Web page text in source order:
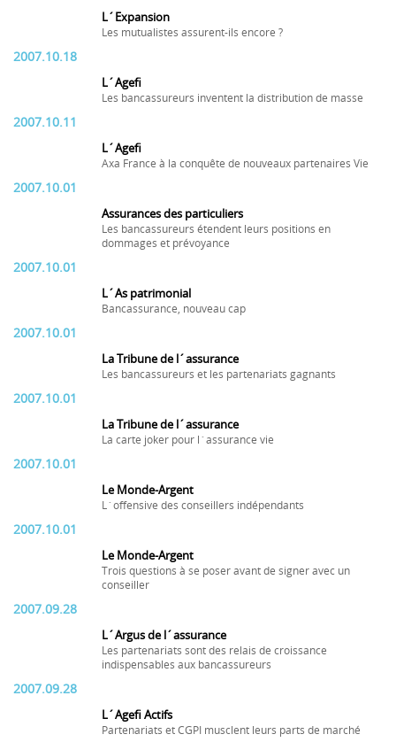
L´Expansion
Les mutualistes assurent-ils encore ?
2007.10.18
L´Agefi
Les bancassureurs inventent la distribution de masse
2007.10.11
L´Agefi
Axa France à la conquête de nouveaux partenaires Vie
2007.10.01
Assurances des particuliers
Les bancassureurs étendent leurs positions en
dommages et prévoyance
2007.10.01
L´As patrimonial
Bancassurance, nouveau cap
2007.10.01
La Tribune de l´assurance
Les bancassureurs et les partenariats gagnants
2007.10.01
La Tribune de l´assurance
La carte joker pour l´assurance vie
2007.10.01
Le Monde-Argent
L´offensive des conseillers indépendants
2007.10.01
Le Monde-Argent
Trois questions à se poser avant de signer avec un
conseiller
2007.09.28
L´Argus de l´assurance
Les partenariats sont des relais de croissance
indispensables aux bancassureurs
2007.09.28
L´Agefi Actifs
Partenariats et CGPI musclent leurs parts de marché